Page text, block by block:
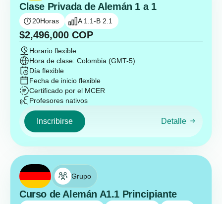
Clase Privada de Alemán 1 a 1
20Horas A 1.1-B 2.1
$2,496,000 COP
Horario flexible
Hora de clase: Colombia (GMT-5)
Día flexible
Fecha de inicio flexible
Certificado por el MCER
Profesores nativos
Inscribirse Detalle
Grupo
Curso de Alemán A1.1 Principiante